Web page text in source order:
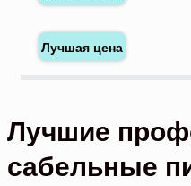
Лучшие
сабельные